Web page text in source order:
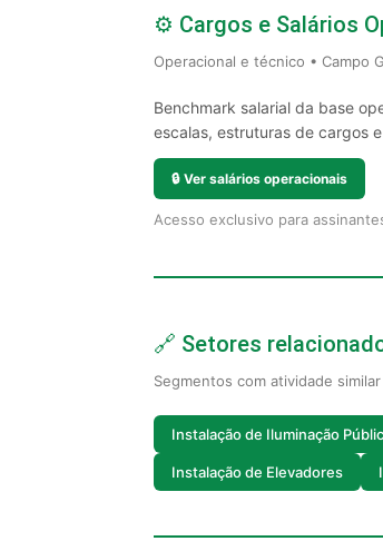
⚙️ Cargos e Salários
Operacional e técnico • Campo
Benchmark salarial da base
escalas, estruturas de cargos
🔒 Ver salários operacionais
Acesso exclusivo para
🔗 Setores
Segmentos com atividade
Instalação de Iluminação
Instalação de Elevadores